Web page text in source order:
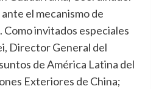
el mecanismo de
invitados especiales
Director General del
de América Latina del
Exteriores de China;